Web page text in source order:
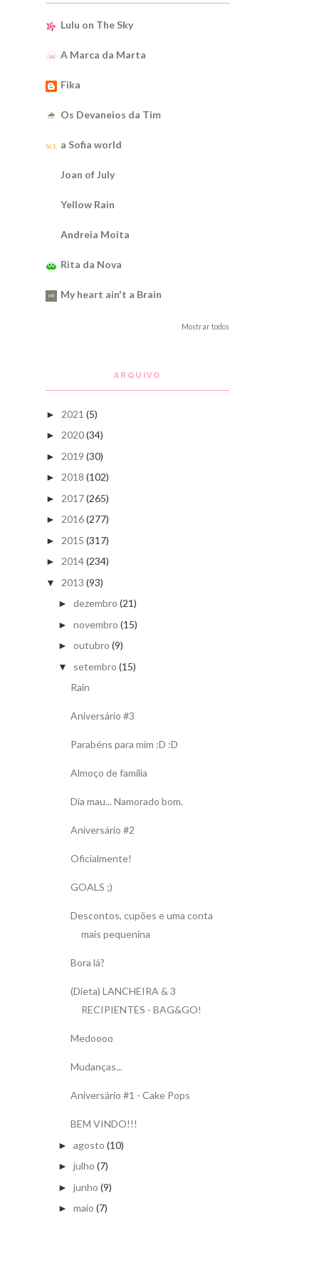
Lulu on The Sky
A Marca da Marta
Fika
Os Devaneios da Tim
a Sofia world
Joan of July
Yellow Rain
Andreia Moita
Rita da Nova
My heart ain't a Brain
Mostrar todos
ARQUIVO
► 2021 (5)
► 2020(34)
► 2019 (30)
► 2018 (102)
► 2017(265)
► 2016(277)
► 2015 (317)
► 2014(234)
▼ 2013 (93)
► dezembro (21)
► novembro (15)
► outubro (9)
▼ setembro (15)
Rain
Aniversário #3
Parabéns para mim :D :D
Almoço de família
Dia mau... Namorado bom.
Aniversário #2
Oficialmente!
GOALS ;)
Descontos, cupões e uma conta
mais pequenina
Bora lá?
(Dieta) LANCHEIRA & 3
RECIPIENTES - BAG&GO!
Medoooo
Mudanças...
Aniversário #1 - Cake Pops
BEM VINDO!!!
► agosto (10)
► julho (7)
► junho (9)
► maio (7)